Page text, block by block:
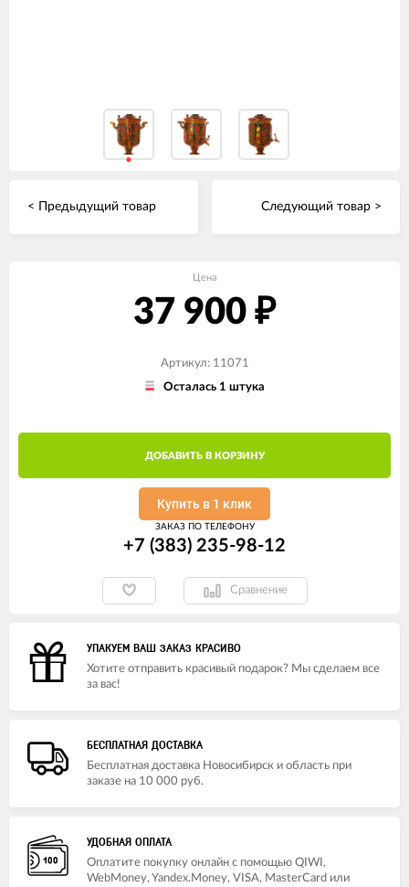
< Предыдущий товар Следующий товар >
Цена
37 900 ₽
Артикул: 11071
Осталась 1 штука
ДОБАВИТЬ В КОРЗИНУ
Купить в 1 клик
ЗАКАЗ ПО ТЕЛЕФОНУ
+7 (383) 235-98-12
Сравнение
УПАКУЕМ ВАШ ЗАКАЗ КРАСИВО
Хотите отправить красивый подарок? Мы сделаем все
за вас!
БЕСПЛАТНАЯ ДОСТАВКА
Бесплатная доставка Новосибирск и область при
заказе на 10 000 руб.
УДОБНАЯ ОПЛАТА
Оплатите покупку онлайн с помощью QIWI,
WebMoney, Yandex.Money, VISA, MasterCard или